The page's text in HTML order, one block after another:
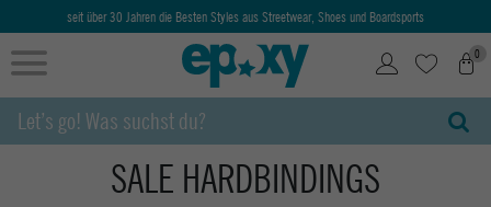
seit über 30 Jahren die Besten Styles aus Streetwear, Shoes und Boardsports
0
SALE HARDBINDINGS